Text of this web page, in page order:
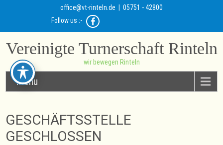
office@vt-rinteln.de | 05751 - 42800
Follow us :-
Vereinigte Turnerschaft Rinteln
wir bewegen Rinteln
Menu
GESCHÄFTSSTELLE
GESCHLOSSEN